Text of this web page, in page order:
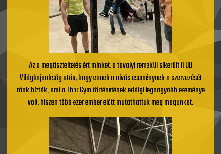
Az a megtiszteltetés ért minket, a tavalyi remekül sikerült IFBB
Világbajnokság után, hogy ennek a nívós eseménynek a szervezését
ránk bízták, ami a Thor Gym történetének eddigi legnagyobb eseménye
volt, hiszen több ezer ember előtt mutathattuk meg magunkat.